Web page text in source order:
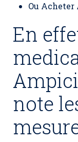
Ou
En
note